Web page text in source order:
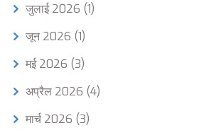
जुलाई 2026 (1)
जून 2026 (1)
मई 2026 (3)
अप्रैल 2026 (4)
मार्च 2026 (3)